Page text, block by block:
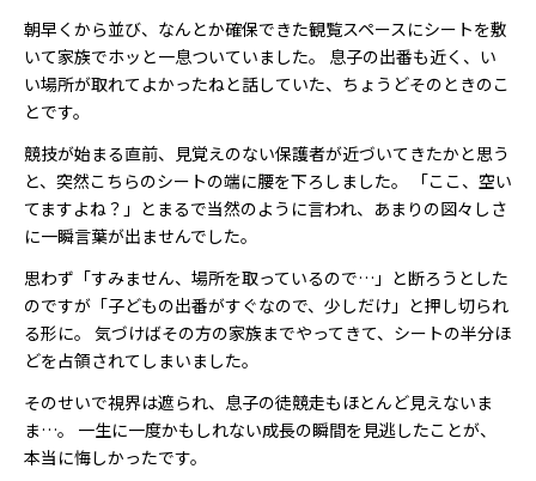
朝早くから並び、なんとか確保できた観覧スペースにシートを敷
いて家族でホッと一息ついていました。 息子の出番も近く、い
い場所が取れてよかったねと話していた、ちょうどそのときのこ
とです。
競技が始まる直前、見覚えのない保護者が近づいてきたかと思う
と、突然こちらのシートの端に腰を下ろしました。 「ここ、空い
てますよね？」とまるで当然のように言われ、あまりの図々しさ
に一瞬言葉が出ませんでした。
思わず「すみません、場所を取っているので…」と断ろうとした
のですが「子どもの出番がすぐなので、少しだけ」と押し切られ
る形に。 気づけばその方の家族までやってきて、シートの半分ほ
どを占領されてしまいました。
そのせいで視界は遮られ、息子の徒競走もほとんど見えないま
ま…。 一生に一度かもしれない成長の瞬間を見逃したことが、
本当に悔しかったです。